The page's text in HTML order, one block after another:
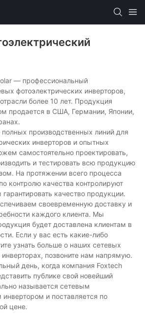
— профессиональный
фотоэлектрических инверторов,
более 10 лет. Продукция
продается в США, Германии, Японии,
производственных линий для
инверторов и опытных
самостоятельно проектировать,
и тестировать всю продукцию
На протяжении всего процесса
контролю качества контролируют
качество продукции.
своевременную доставку и
каждого клиента. Мы
будет доставлена ​​клиентам в
Если у вас есть какие-либо
узнать больше о наших сетевых
инверторах, позвоните нам напрямую.
день, когда компания Foxtech
публике свой новейший
называется сетевым
и поставляется по
цене.